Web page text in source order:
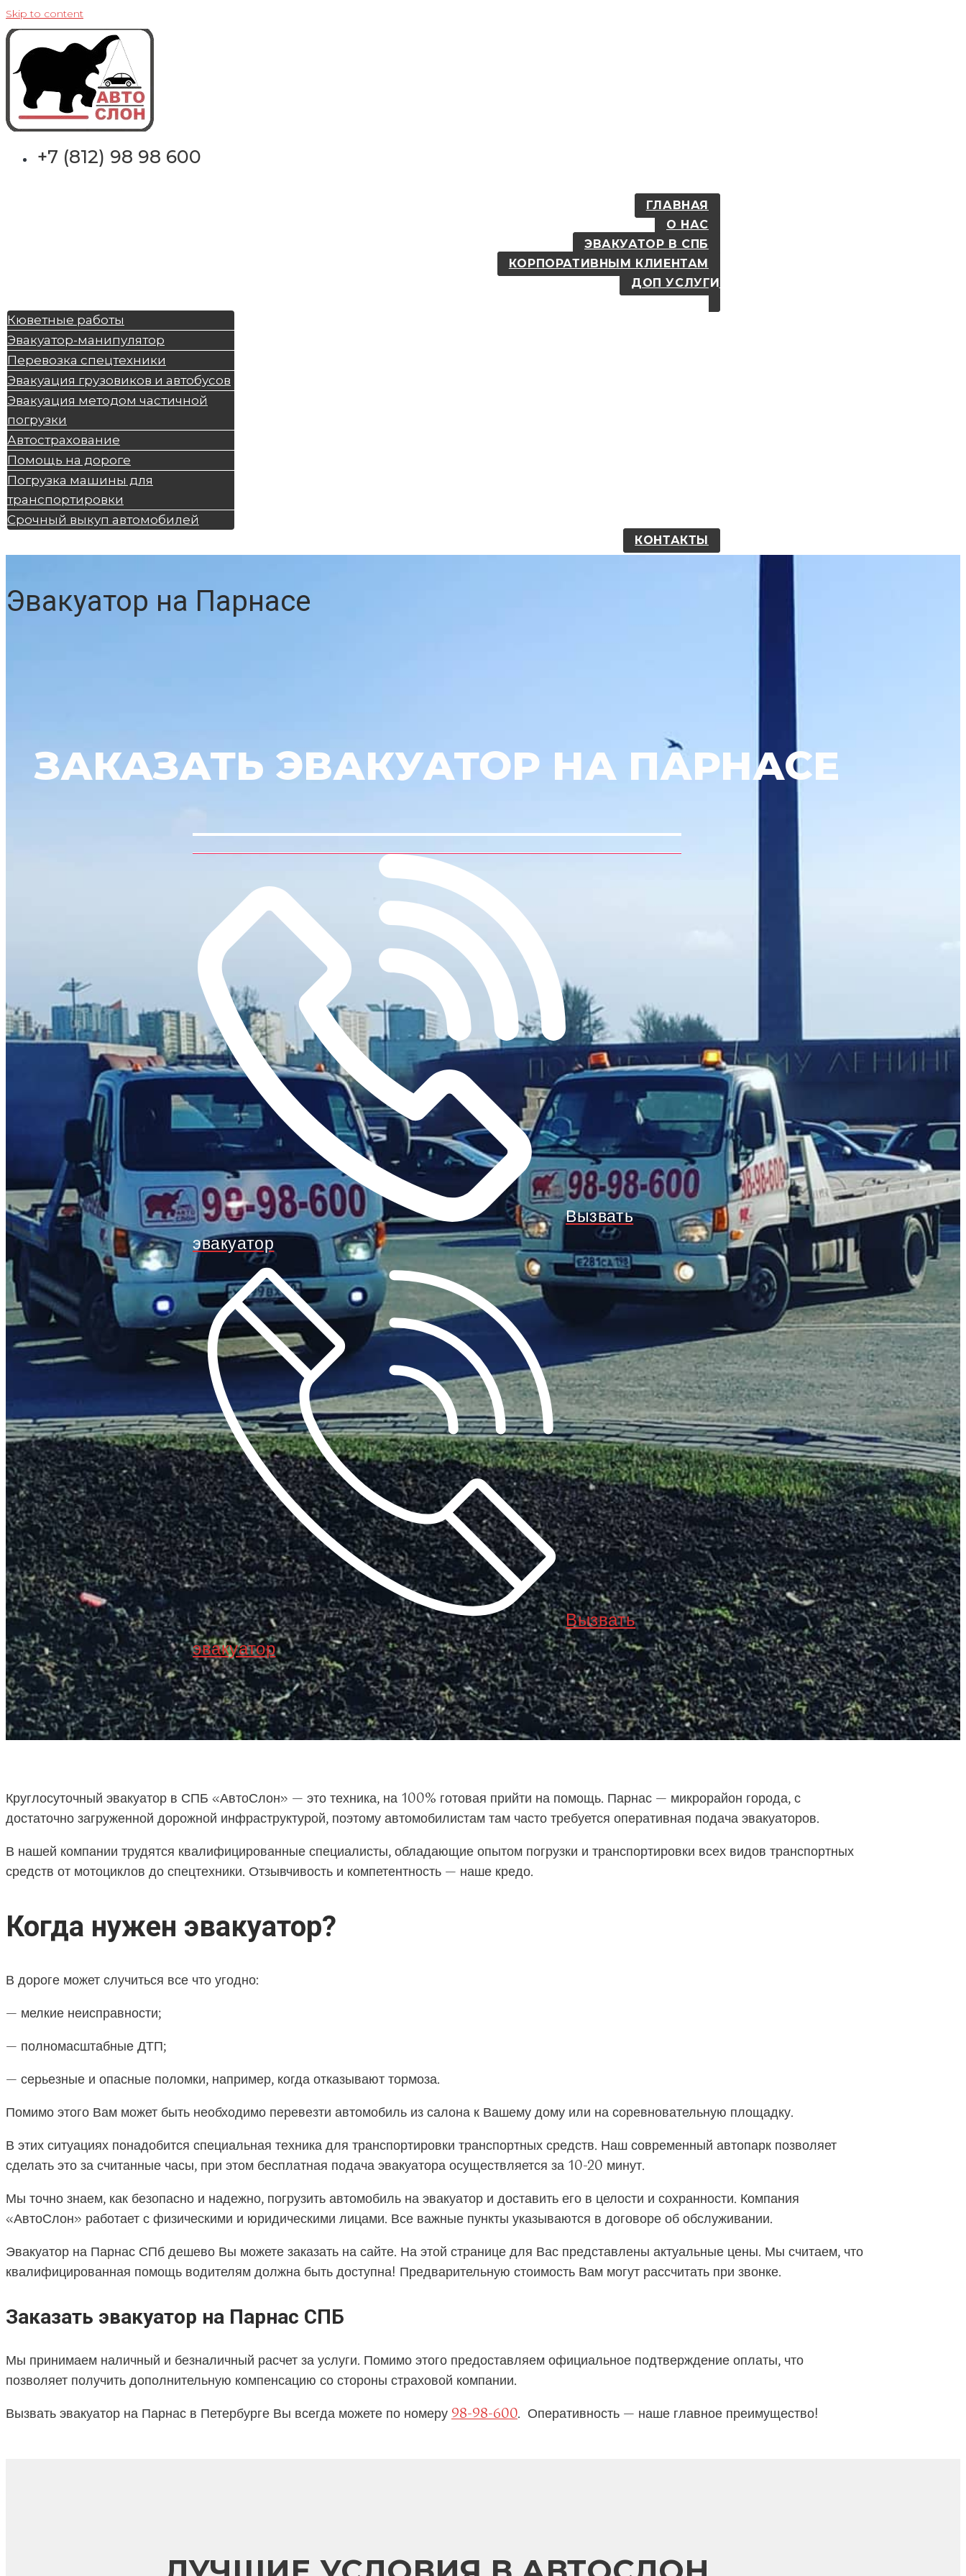
Skip to content
+7 (812) 98 98 600
ГЛАВНАЯ
О НАС
ЭВАКУАТОР В СПБ
КОРПОРАТИВНЫМ КЛИЕНТАМ
ДОП УСЛУГИ
Кюветные работы
Эвакуатор-манипулятор
Перевозка спецтехники
Эвакуация грузовиков и автобусов
Эвакуация методом частичной
погрузки
Автострахование
Помощь на дороге
Погрузка машины для
транспортировки
Срочный выкуп автомобилей
КОНТАКТЫ
Эвакуатор на Парнасе
ЗАКАЗАТЬ ЭВАКУАТОР НА ПАРНАСЕ
Вызвать
эвакуатор
Вызвать
эвакуатор
Круглосуточный эвакуатор в СПБ «АвтоСлон» — это техника, на 100% готовая прийти на помощь. Парнас — микрорайон города, с
достаточно загруженной дорожной инфраструктурой, поэтому автомобилистам там часто требуется оперативная подача эвакуаторов.
В нашей компании трудятся квалифицированные специалисты, обладающие опытом погрузки и транспортировки всех видов транспортных
средств от мотоциклов до спецтехники. Отзывчивость и компетентность — наше кредо.
Когда нужен эвакуатор?
В дороге может случиться все что угодно:
— мелкие неисправности;
— полномасштабные ДТП;
— серьезные и опасные поломки, например, когда отказывают тормоза.
Помимо этого Вам может быть необходимо перевезти автомобиль из салона к Вашему дому или на соревновательную площадку.
В этих ситуациях понадобится специальная техника для транспортировки транспортных средств. Наш современный автопарк позволяет
сделать это за считанные часы, при этом бесплатная подача эвакуатора осуществляется за 10-20 минут.
Мы точно знаем, как безопасно и надежно, погрузить автомобиль на эвакуатор и доставить его в целости и сохранности. Компания
«АвтоСлон» работает с физическими и юридическими лицами. Все важные пункты указываются в договоре об обслуживании.
Эвакуатор на Парнас СПб дешево Вы можете заказать на сайте. На этой странице для Вас представлены актуальные цены. Мы считаем, что
квалифицированная помощь водителям должна быть доступна! Предварительную стоимость Вам могут рассчитать при звонке.
Заказать эвакуатор на Парнас СПБ
Мы принимаем наличный и безналичный расчет за услуги. Помимо этого предоставляем официальное подтверждение оплаты, что
позволяет получить дополнительную компенсацию со стороны страховой компании.
Вызвать эвакуатор на Парнас в Петербурге Вы всегда можете по номеру98-98-600. Оперативность — наше главное преимущество!